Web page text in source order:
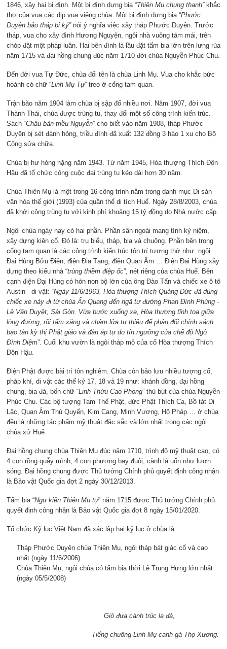
1846, xây hai bi đình. Một bi đình dựng bia “Thiên Mụ chung thanh” khắc
thơ của vua các dịp vua viếng chùa. Một bi đình dựng bia “Phước
Duyên bảo tháp bi ký” nói ý nghĩa việc xây tháp Phước Duyên. Trước
tháp, vua cho xây đình Hương Nguyện, ngôi nhà vuông tám mái, trên
chóp đặt một pháp luân. Hai bên đình là lầu đặt tấm bia lớn trên lưng rùa
năm 1715 và đại hồng chung đúc năm 1710 đời chúa Nguyễn Phúc Chu.
Đến đời vua Tự Đức, chùa đổi tên là chùa Linh Mụ. Vua cho khắc bức
hoành có chữ “Linh Mụ Tự” treo ở cổng tam quan.
Trận bão năm 1904 làm chùa bị sập đổ nhiều nơi. Năm 1907, đời vua
Thành Thái, chùa được trùng tu, thay đổi một số công trình kiến trúc.
Sách “Châu bản triều Nguyễn” cho biết vào năm 1908, tháp Phước
Duyên bị sét đánh hỏng, triều đình đã xuất 132 đồng 3 hào 1 xu cho Bộ
Công sửa chữa.
Chùa bị hư hỏng nặng năm 1943. Từ năm 1945, Hòa thượng Thích Đôn
Hậu đã tổ chức công cuộc đại trùng tu kéo dài hơn 30 năm.
Chùa Thiên Mụ là một trong 16 công trình nằm trong danh mục Di sản
văn hóa thế giới (1993) của quần thể di tích Huế. Ngày 28/8/2003, chùa
đã khởi công trùng tu với kinh phí khoảng 15 tỷ đồng do Nhà nước cấp.
Ngôi chùa ngày nay có hai phần. Phần sân ngoài mang tính kỷ niệm,
xây dựng kiên cố. Đó là: trụ biểu, tháp, bia và chuông. Phần bên trong
cổng tam quan là các công trình kiến trúc tôn trí tượng thờ như: ngôi
Đại Hùng Bửu Điện, điện Địa Tạng, điện Quan Âm … Điện Đại Hùng xây
dựng theo kiểu nhà “trùng thiềm điệp ốc”, nét riêng của chùa Huế. Bên
cạnh điện Đại Hùng có hòn non bộ lớn của ông Đào Tấn và chiếc xe ô tô
Austin - di vật: “Ngày 11/6/1963. Hòa thượng Thích Quảng Đức đã dùng
chiếc xe này đi từ chùa Ấn Quang đến ngã tư đường Phan Đình Phùng -
Lê Văn Duyệt, Sài Gòn. Vừa bước xuống xe, Hòa thượng tĩnh tọa giữa
lòng đường, rồi tẩm xăng và châm lửa tự thiêu để phản đối chính sách
bạo tàn kỳ thị Phật giáo và đàn áp tự do tín ngưỡng của chế độ Ngô
Đình Diệm”. Cuối khu vườn là ngôi tháp mộ của cố Hòa thượng Thích
Đôn Hậu.
Điện Phật được bài trí tôn nghiêm. Chùa còn bảo lưu nhiều tượng cổ,
pháp khí, di vật các thế kỷ 17, 18 và 19 như: khánh đồng, đại hồng
chung, bia đá, bốn chữ “Linh Thứu Cao Phong” thủ bút của chúa Nguyễn
Phúc Chu. Các bộ tượng Tam Thế Phật, đức Phật Thích Ca, Bồ tát Di
Lặc, Quan Âm Thủ Quyển, Kim Cang, Minh Vương, Hộ Pháp … ở chùa
đều là những tác phẩm mỹ thuật đặc sắc và lớn nhất trong các ngôi
chùa xứ Huế.
Đại hồng chung chùa Thiên Mụ đúc năm 1710, trình độ mỹ thuật cao, có
4 con rồng quẫy mình, 4 con phượng bay đuôi, cành lá uốn như lượn
sóng. Đại hồng chung được Thủ tướng Chính phủ quyết định công nhận
là Bảo vật Quốc gia đợt 2 ngày 30/12/2013.
Tấm bia “Ngự kiến Thiên Mụ tự” năm 1715 được Thủ tướng Chính phủ
quyết định công nhận là Bảo vật Quốc gia đợt 8 ngày 15/01/2020.
Tổ chức Kỷ lục Việt Nam đã xác lập hai kỷ lục ở chùa là:
Tháp Phước Duyên chùa Thiên Mụ, ngôi tháp bát giác cổ và cao
nhất (ngày 11/6/2006)
Chùa Thiên Mụ, ngôi chùa có tấm bia thời Lê Trung Hưng lớn nhất
(ngày 05/5/2008)
Gió đưa cành trúc la đà,
Tiếng chuông Linh Mụ canh gà Thọ Xương.